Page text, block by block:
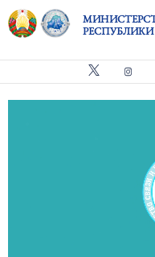
Перейти к основному
РЕСПУБЛИКИ